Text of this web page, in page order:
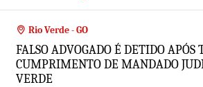
Rio Verde - GO
FALSO ADVOGADO É DETIDO
CUMPRIMENTO DE MANDADO
VERDE